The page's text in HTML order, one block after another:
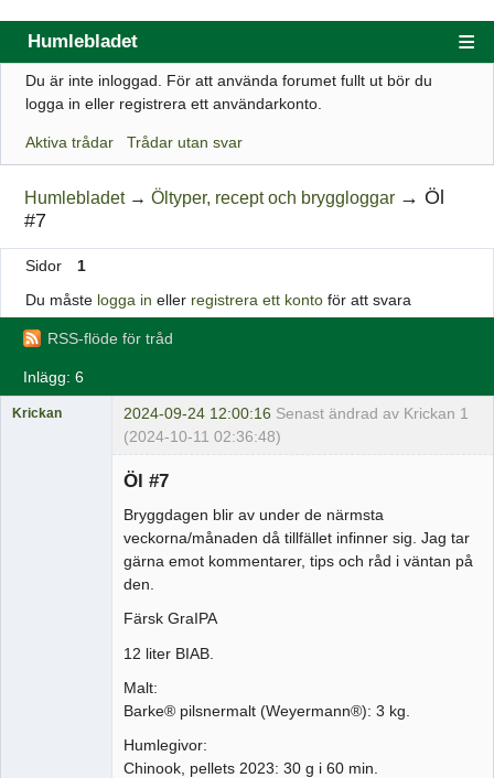
Humlebladet
Index
Regler
Sök
Registrera ett konto
Webbutik
Du är inte inloggad. För att använda forumet fullt ut bör du
logga in eller registrera ett användarkonto.
Aktiva trådar Trådar utan svar
Humlebladet →Öltyper, recept och bryggloggar →Öl
#7
Sidor
1
Du måste logga in eller registrera ett kontoför att svara
RSS-flöde för tråd
Inlägg: 6
1
Krickan 2024-09-24 12:00:16 Senast ändrad av Krickan
(2024-10-11 02:36:48)
Öl #7
Bryggdagen blir av under de närmsta
veckorna/månaden då tillfället infinner sig. Jag tar
gärna emot kommentarer, tips och råd i väntan på
den.
Färsk GraIPA
12 liter BIAB.
Malt:
Barke® pilsnermalt (Weyermann®): 3 kg.
Humlegivor:
Chinook, pellets 2023: 30 g i 60 min.